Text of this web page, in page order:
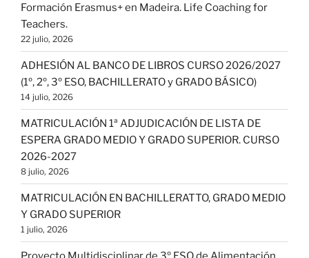
Formación Erasmus+ en Madeira. Life Coaching for
Teachers.
22 julio, 2026
ADHESIÓN AL BANCO DE LIBROS CURSO 2026/2027
(1º, 2º, 3º ESO, BACHILLERATO y GRADO BÁSICO)
14 julio, 2026
MATRICULACIÓN 1ª ADJUDICACIÓN DE LISTA DE
ESPERA GRADO MEDIO Y GRADO SUPERIOR. CURSO
2026-2027
8 julio, 2026
MATRICULACIÓN EN BACHILLERATTO, GRADO MEDIO
Y GRADO SUPERIOR
1 julio, 2026